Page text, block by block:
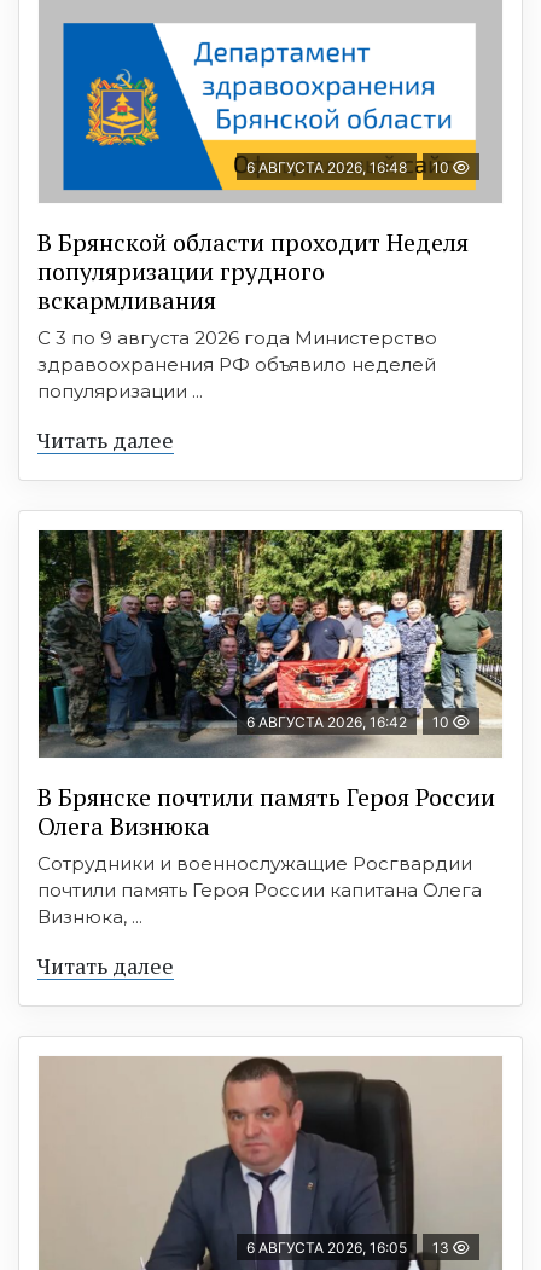
6 АВГУСТА 2026, 16:48 10
В Брянской области проходит Неделя
популяризации грудного
вскармливания
С 3 по 9 августа 2026 года Министерство
здравоохранения РФ объявило неделей
популяризации ...
Читать далее
6 АВГУСТА 2026, 16:42 10
В Брянске почтили память Героя России
Олега Визнюка
Сотрудники и военнослужащие Росгвардии
почтили память Героя России капитана Олега
Визнюка, ...
Читать далее
6 АВГУСТА 2026, 16:05 13